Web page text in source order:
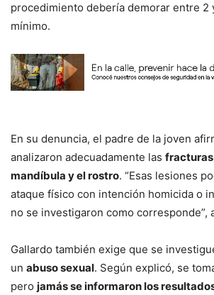
procedimiento debería demorar entre 2
mínimo.
En su denuncia, el padre de la joven
analizaron adecuadamente las fracturas
mandíbula y el rostro. “Esas lesiones
ataque físico con intención homicida o
no se investigaron como corresponde”,
Gallardo también exige que se
un abuso sexual. Según explicó, se
pero jamás se informaron los